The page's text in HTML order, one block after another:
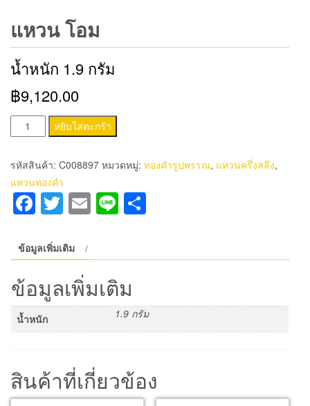
แหวน โอม
น้ำหนัก 1.9 กรัม
฿9,120.00
จำนวน
แหวน
โอม
หยิบใส่ตะกร้า
รหัสสินค้า: C008897 หมวดหมู่: ทองคำรูปพรรณ, แหวนครึ่งสลึง,
แหวนทองคำ
Facebook
Twitter
Email
Line
ข้อมูลเพิ่มเติม
ข้อมูลเพิ่มเติม
น้ำหนัก 1.9 กรัม
สินค้าที่เกี่ยวข้อง